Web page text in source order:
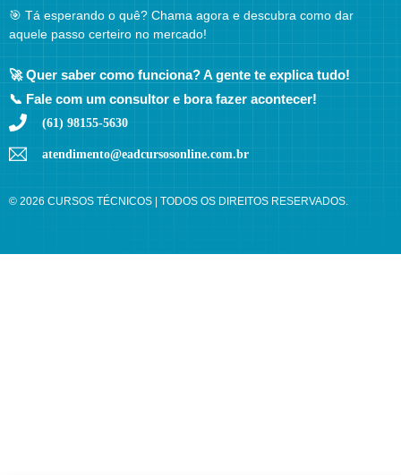
🎯 Tá esperando o quê? Chama agora e descubra como dar
aquele passo certeiro no mercado!
🚀 Quer saber como funciona? A gente te explica tudo!
📞 Fale com um consultor e bora fazer acontecer!
(61) 98155-5630
atendimento@eadcursosonline.com.br
© 2026 CURSOS TÉCNICOS | TODOS OS DIREITOS RESERVADOS.